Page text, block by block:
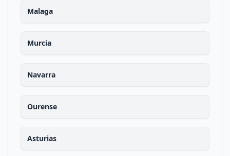
Malaga
Murcia
Navarra
Ourense
Asturias